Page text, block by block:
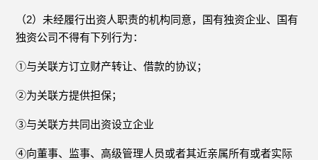
（2）未经履行出资人职责的机构同意，国有独资企业、国有
独资公司不得有下列行为：
①与关联方订立财产转让、借款的协议；
②为关联方提供担保；
③与关联方共同出资设立企业
④向董事、监事、高级管理人员或者其近亲属所有或者实际